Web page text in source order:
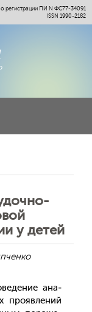
о регистрации ПИ N ФС77-34091
ISSN 1990-2182
у детей
ана­
про­яв­ле­ний